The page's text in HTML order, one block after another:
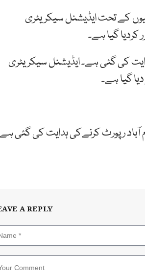
کے تحت ایڈیشنل سیکریٹری
گیا ہے۔
کی گئی ہے۔ ایڈیشنل سیکریٹری
گیا ہے۔
رپورٹ کرنےکی ہدایت کی گئی
A REPLY